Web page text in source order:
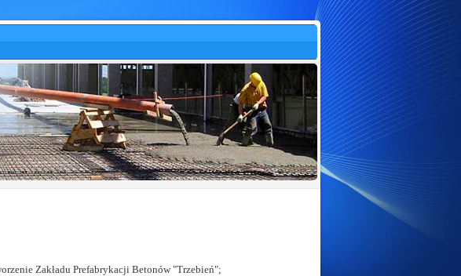
Zakładu Prefabrykacji Betonów "Trzebień";